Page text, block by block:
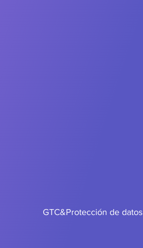
GTC&Protección de datos